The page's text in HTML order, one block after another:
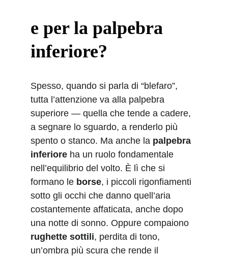
e per la palpebra
inferiore?
Spesso, quando si parla di “blefaro”,
tutta l’attenzione va alla palpebra
superiore — quella che tende a cadere,
a segnare lo sguardo, a renderlo più
spento o stanco. Ma anche la palpebra
inferiore ha un ruolo fondamentale
nell’equilibrio del volto. È lì che si
formano le borse, i piccoli rigonfiamenti
sotto gli occhi che danno quell’aria
costantemente affaticata, anche dopo
una notte di sonno. Oppure compaiono
rughette sottili, perdita di tono,
un’ombra più scura che rende il